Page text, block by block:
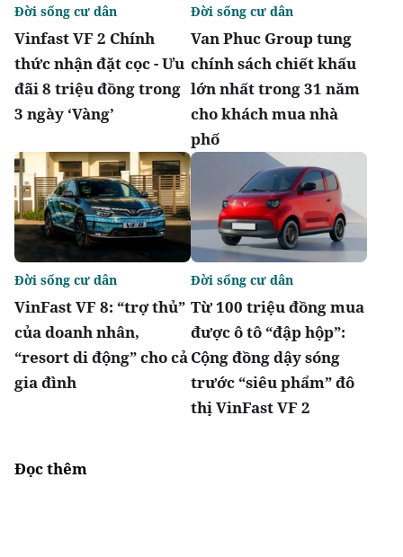
Vinfast VF 2 Chính
thức nhận đặt cọc - Ưu
đãi 8 triệu đồng trong
3 ngày ‘Vàng’
Đời sống cư dân
Van Phuc Group tung
chính sách chiết khấu
lớn nhất trong 31 năm
cho khách mua nhà
phố
Đời sống cư dân
VinFast VF 8: “trợ thủ”
của doanh nhân,
“resort di động” cho cả
gia đình
Đời sống cư dân
Từ 100 triệu đồng mua
được ô tô “đập hộp”:
Cộng đồng dậy sóng
trước “siêu phẩm” đô
thị VinFast VF 2
Đời sống cư dân
Đọc thêm